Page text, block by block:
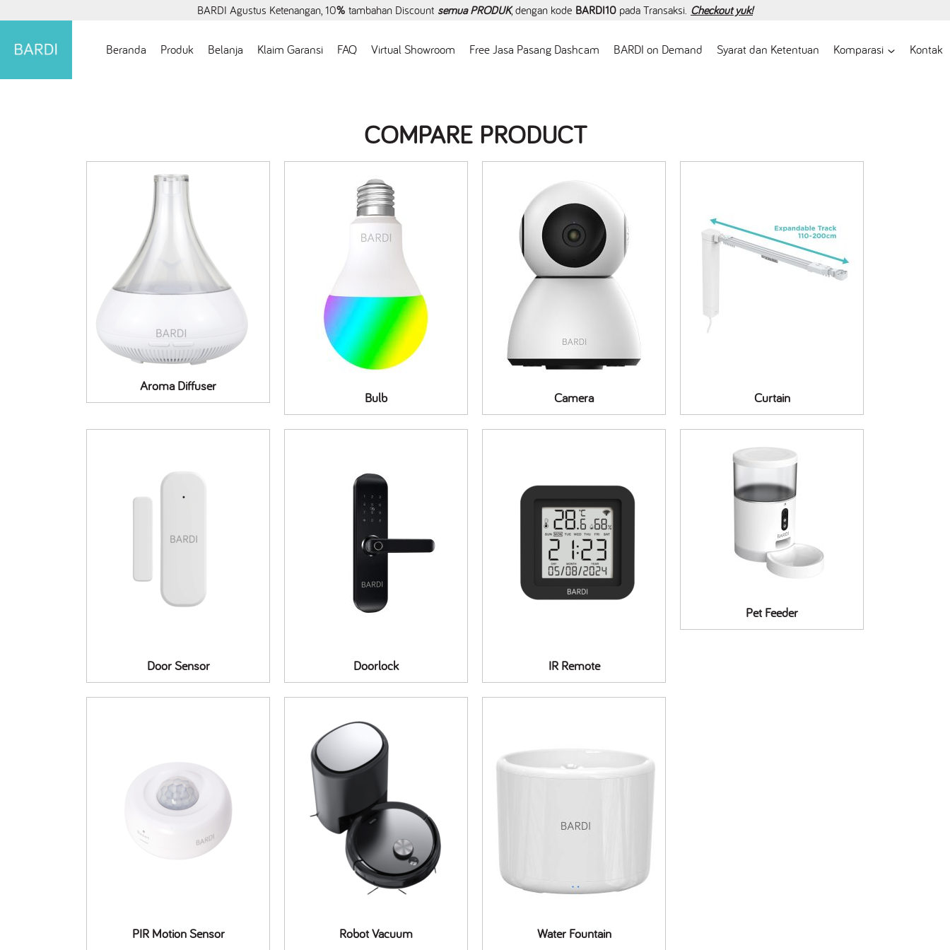
BARDI Agustus Ketenangan, 10% tambahan Discount semua PRODUK, dengan kode BARDI10 pada Transaksi. Checkout yuk!
Beranda Produk Belanja Klaim Garansi FAQ Virtual Showroom Free Jasa Pasang Dashcam BARDI on Demand Syarat dan Ketentuan Komparasi Kontak
COMPARE PRODUCT
Aroma Diffuser
Bulb Camera Curtain
Door Sensor Doorlock IR Remote
Pet Feeder
PIR Motion Sensor Robot Vacuum Water Fountain